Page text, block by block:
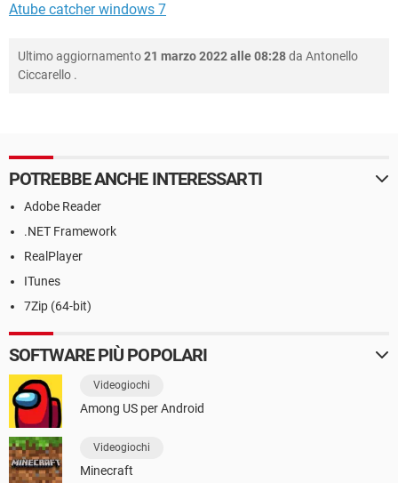
Atube catcher windows 7
Ultimo aggiornamento21 marzo 2022 alle 08:28da Antonello
Ciccarello .
POTREBBE ANCHE INTERESSARTI
Adobe Reader
.NET Framework
RealPlayer
ITunes
7Zip (64-bit)
SOFTWARE PIÙ POPOLARI
Videogiochi
Among US per Android
Videogiochi
Minecraft